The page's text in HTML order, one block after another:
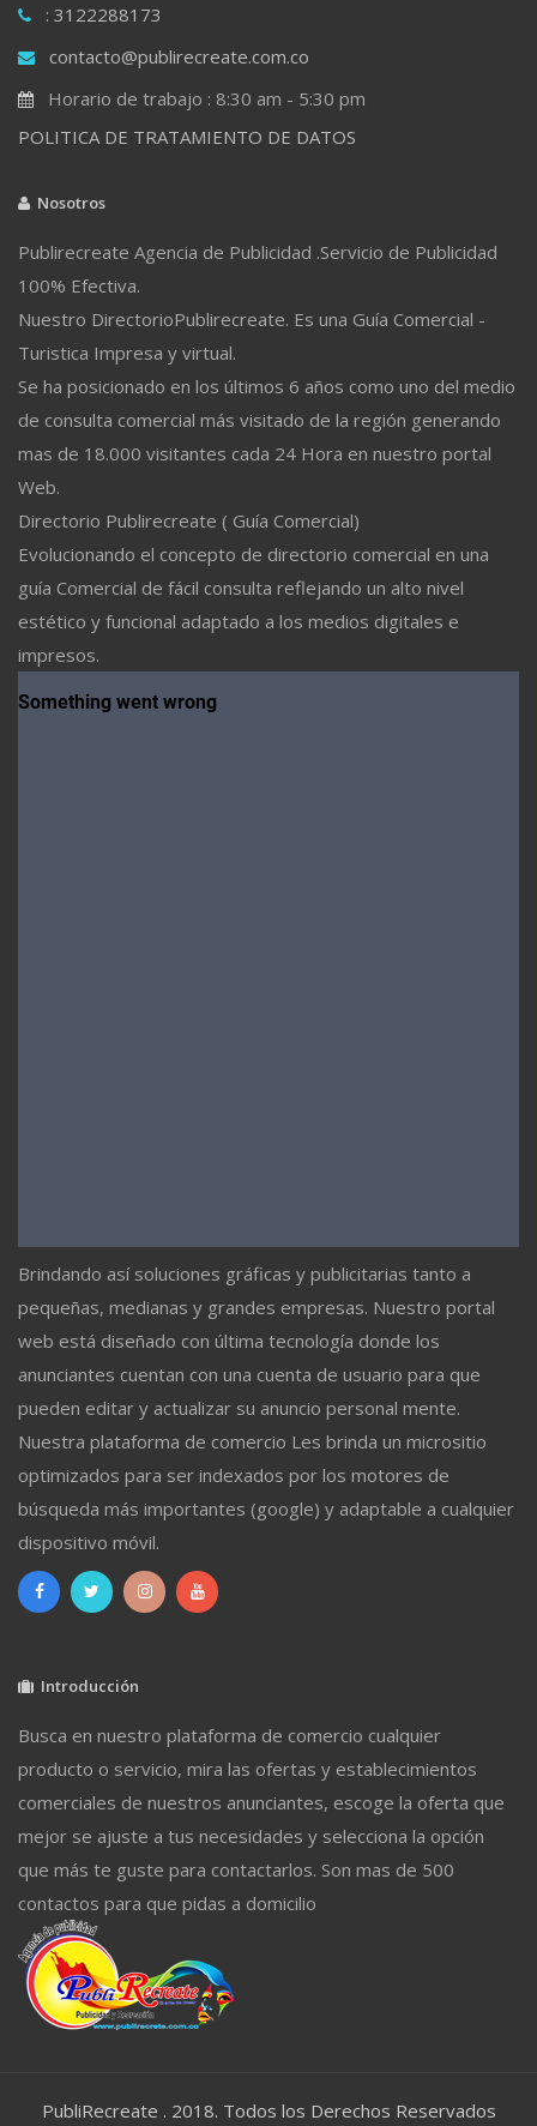
: 3122288173
contacto@publirecreate.com.co
Horario de trabajo : 8:30 am - 5:30 pm
POLITICA DE TRATAMIENTO DE DATOS
Nosotros
Publirecreate Agencia de Publicidad .Servicio de Publicidad
100% Efectiva.
Nuestro DirectorioPublirecreate. Es una Guía Comercial -
Turistica Impresa y virtual.
Se ha posicionado en los últimos 6 años como uno del medio
de consulta comercial más visitado de la región generando
mas de 18.000 visitantes cada 24 Hora en nuestro portal
Web.
Directorio Publirecreate ( Guía Comercial)
Evolucionando el concepto de directorio comercial en una
guía Comercial de fácil consulta reflejando un alto nivel
estético y funcional adaptado a los medios digitales e
impresos.
Brindando así soluciones gráficas y publicitarias tanto a
pequeñas, medianas y grandes empresas. Nuestro portal
web está diseñado con última tecnología donde los
anunciantes cuentan con una cuenta de usuario para que
pueden editar y actualizar su anuncio personal mente.
Nuestra plataforma de comercio Les brinda un micrositio
optimizados para ser indexados por los motores de
búsqueda más importantes (google) y adaptable a cualquier
dispositivo móvil.
Introducción
Busca en nuestro plataforma de comercio cualquier
producto o servicio, mira las ofertas y establecimientos
comerciales de nuestros anunciantes, escoge la oferta que
mejor se ajuste a tus necesidades y selecciona la opción
que más te guste para contactarlos. Son mas de 500
contactos para que pidas a domicilio
PubliRecreate . 2018. Todos los Derechos Reservados